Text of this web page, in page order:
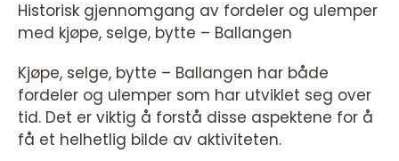
Historisk gjennomgang av fordeler og ulemper
med kjøpe, selge, bytte – Ballangen
Kjøpe, selge, bytte – Ballangen har både
fordeler og ulemper som har utviklet seg over
tid. Det er viktig å forstå disse aspektene for å
få et helhetlig bilde av aktiviteten.